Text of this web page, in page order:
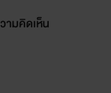
ามคิดเห็น